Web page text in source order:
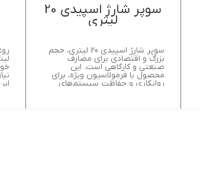
سوپر شارژ اسپیدی 20
لیتری
سوپر شارژ اسپیدی 20 لیتری، حجم
بزرگ و اقتصادی برای مصارف
صنعتی و کارگاهی است. این
محصول با فرمولاسیون ویژه، برای
روانکاری و حفاظت سیستم‌های